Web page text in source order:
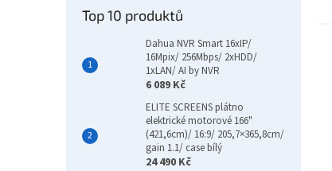
Top 10 produktů
Dahua NVR Smart 16xIP/
16Mpix/ 256Mbps/ 2xHDD/
1xLAN/ AI by NVR
6 089 Kč
ELITE SCREENS plátno
elektrické motorové 166"
(421,6cm)/ 16:9/ 205,7×365,8cm/
gain 1.1/ case bílý
24 490 Kč